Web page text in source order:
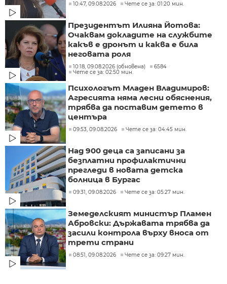
10:47, 09.08.2026 Чете се за: 01:20 мин.
Президентът Илияна Йотова:
Очаквам докладите на службите
какъв е дронът и каква е била
неговата роля
10:18, 09.08.2026 (обновена)
6584
Чете се за: 02:50 мин.
Психологът Младен Владимиров:
Агресията няма лесни обяснения,
трябва да поставим детето в
центъра
09:53, 09.08.2026 Чете се за: 04:45 мин.
Над 900 деца са записани за
безплатни профилактични
прегледи в новата детска
болница в Бургас
09:31, 09.08.2026 Чете се за: 05:27 мин.
Земеделският министър Пламен
Абровски: Държавата трябва да
засили контрола върху вноса от
трети страни
08:51, 09.08.2026 Чете се за: 09:27 мин.